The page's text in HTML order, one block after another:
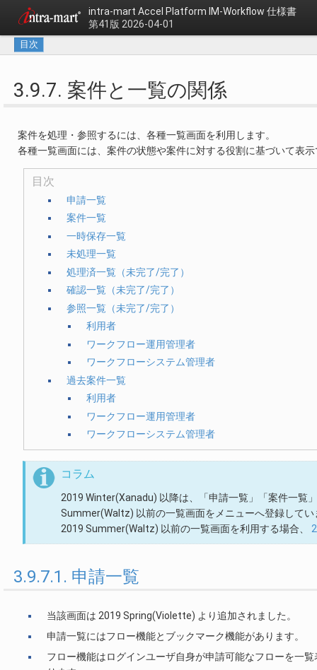
intra-mart Accel Platform IM-Workflow 仕様書
第41版 2026-04-01
目次
3.9.7. 案件と一覧の関係
案件を処理・参照するには、各種一覧画面を利用します。
各種一覧画面には、案件の状態や案件に対する役割に基づいて表
目次
申請一覧
案件一覧
一時保存一覧
未処理一覧
処理済一覧（未完了/完了）
確認一覧（未完了/完了）
参照一覧（未完了/完了）
利用者
ワークフロー運用管理者
ワークフローシステム管理者
過去案件一覧
利用者
ワークフロー運用管理者
ワークフローシステム管理者
コラム
2019 Winter(Xanadu) 以降は、「申請一覧」「案件一覧
Summer(Waltz) 以前の一覧画面をメニューへ登録してい
2019 Summer(Waltz) 以前の一覧画面を利用する場合、
3.9.7.1. 申請一覧
当該画面は 2019 Spring(Violette) より追加されました。
申請一覧にはフロー機能とブックマーク機能があります。
フロー機能はログインユーザ自身が申請可能なフローを一